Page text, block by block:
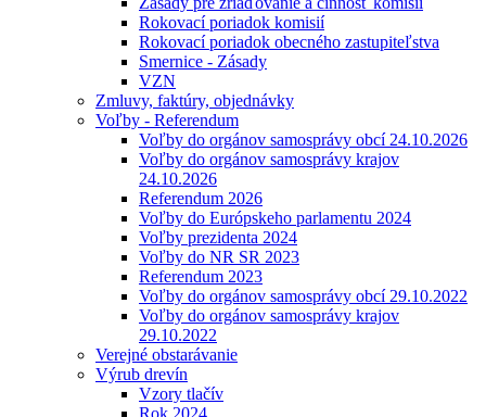
Rokovací poriadok komisií
Rokovací poriadok obecného zastupiteľstva
Smernice - Zásady
VZN
Zmluvy, faktúry, objednávky
Voľby - Referendum
Voľby do orgánov samosprávy obcí 24.10.2026
Voľby do orgánov samosprávy krajov
24.10.2026
Referendum 2026
Voľby do Európskeho parlamentu 2024
Voľby prezidenta 2024
Voľby do NR SR 2023
Referendum 2023
Voľby do orgánov samosprávy obcí 29.10.2022
Voľby do orgánov samosprávy krajov
29.10.2022
Verejné obstarávanie
Výrub drevín
Vzory tlačív
Rok 2024